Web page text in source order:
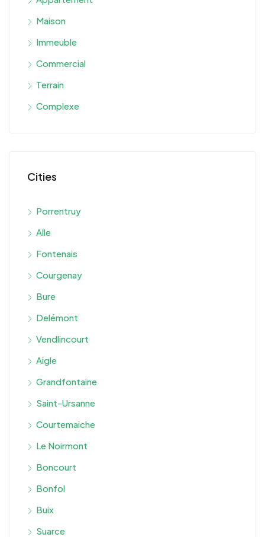
Maison
Immeuble
Commercial
Terrain
Complexe
Cities
Porrentruy
Alle
Fontenais
Courgenay
Bure
Delémont
Vendlincourt
Aigle
Grandfontaine
Saint-Ursanne
Courtemaiche
Le Noirmont
Boncourt
Bonfol
Buix
Suarce